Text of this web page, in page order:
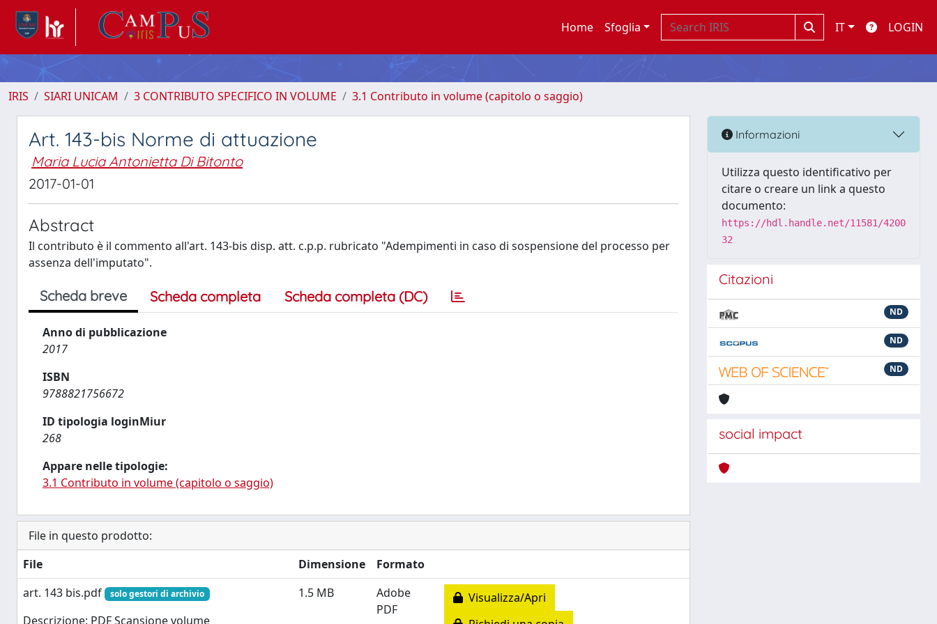
Home Sfoglia IT LOGIN
IRIS SIARI UNICAM 3 CONTRIBUTO SPECIFICO IN VOLUME 3.1 Contributo in volume (capitolo o saggio)
Art. 143-bis Norme di attuazione
Maria Lucia Antonietta Di Bitonto
2017-01-01
Abstract
Il contributo è il commento all'art. 143-bis disp. att. c.p.p. rubricato "Adempimenti in caso di sospensione del processo per
assenza dell'imputato".
Scheda breve Scheda completa Scheda completa (DC)
Anno di pubblicazione
2017
ISBN
9788821756672
ID tipologia loginMiur
268
Appare nelle tipologie:
3.1 Contributo in volume (capitolo o saggio)
File in questo prodotto:
File
Dimensione
Formato
art. 143 bis.pdf
solo gestori di archivio
Descrizione: PDF Scansione volume
1.5 MB
Adobe
PDF
Visualizza/Apri
Informazioni
Utilizza questo identificativo per
citare o creare un link a questo
documento:
https://hdl.handle.net/11581/4200
32
Citazioni
ND
ND
ND
social impact